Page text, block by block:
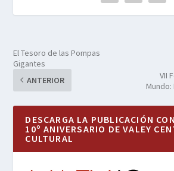
El Tesoro de las Pompas
Gigantes
ANTERIOR
VII
DESCARGA LA PUBLICACIÓN
10º ANIVERSARIO DE VALEY
CULTURAL